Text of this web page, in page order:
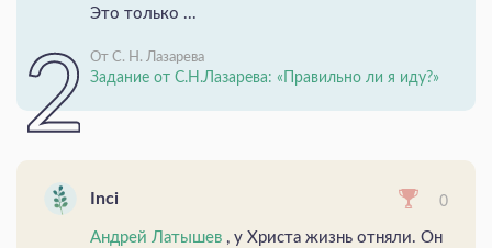
Это только ...
От С. Н. Лазарева
Задание от С.Н.Лазарева: «Правильно ли я иду?»
Inci 0
Андрей Латышев , у Христа жизнь отняли. Он